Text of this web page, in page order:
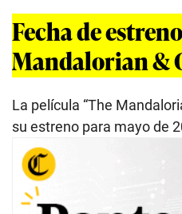
Fecha de
Mandalorian &
La película “The
su estreno para mayo de